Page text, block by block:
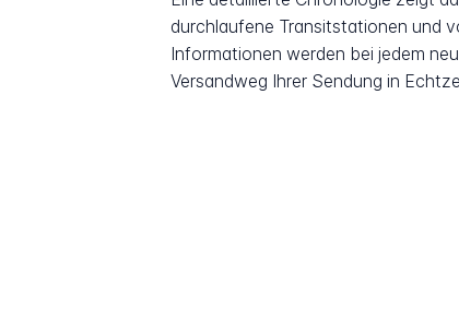
durchlaufene Transitstationen und
Informationen werden bei jedem
Versandweg Ihrer Sendung in